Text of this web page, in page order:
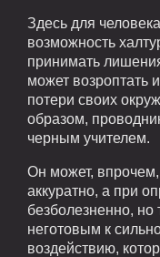
Здесь для
возможность
принимать
может возроптать
потери своих
образом,
черным учителем.
Он может, впрочем,
аккуратно, а при
безболезненно, но
неготовым к
воздействию,